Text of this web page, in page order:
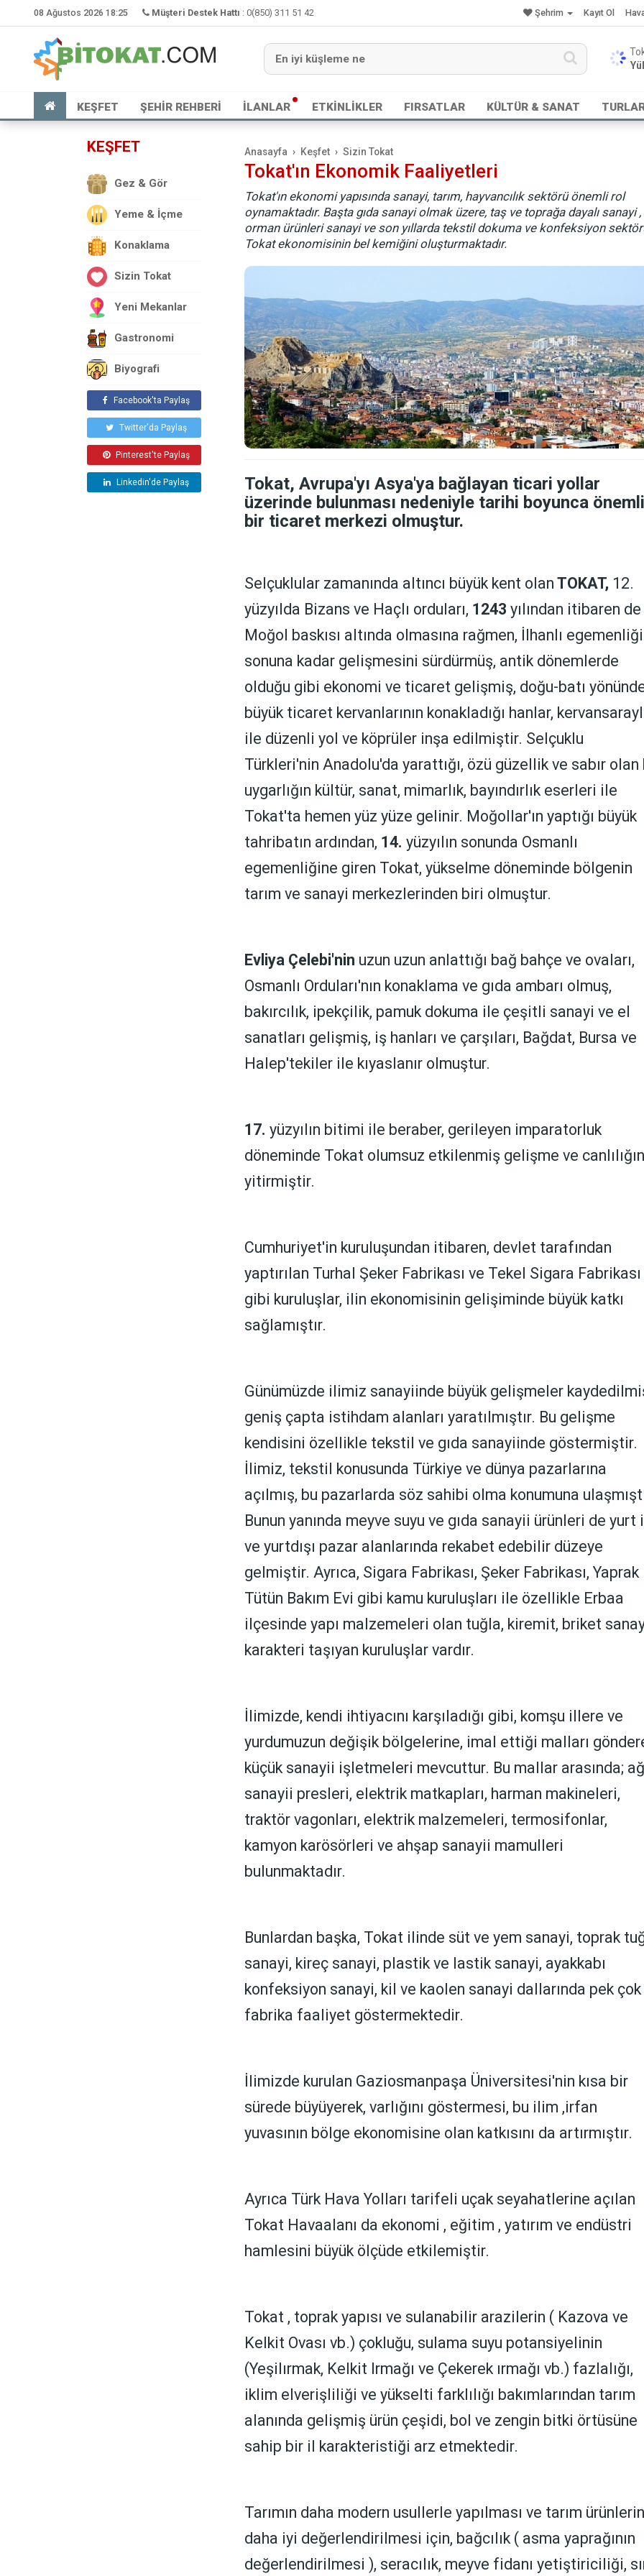
08 Ağustos 2026 18:25 Müşteri Destek Hattı :0(850) 311 51 42 Şehrim Kayıt Ol
KEŞFET ŞEHİR REHBERİ İLANLAR ETKİNLİKLER FIRSATLAR KÜLTÜR & SANAT
KEŞFET
Gez & Gör
Yeme & İçme
Konaklama
Sizin Tokat
Yeni Mekanlar
Gastronomi
Biyografi
Facebook'ta Paylaş
Twitter'da Paylaş
Pinterest'te Paylaş
Linkedin'de Paylaş
Anasayfa Keşfet Sizin Tokat
Tokat'ın Ekonomik Faaliyetleri
Tokat'ın ekonomi yapısında sanayi, tarım, hayvancılık sektörü önemli rol
oynamaktadır. Başta gıda sanayi olmak üzere, taş ve toprağa dayalı sanayi ,
orman ürünleri sanayi ve son yıllarda tekstil dokuma ve konfeksiyon
Tokat ekonomisinin bel kemiğini oluşturmaktadır.
Tokat, Avrupa'yı Asya'ya bağlayan ticari yollar
üzerinde bulunması nedeniyle tarihi boyunca önemli
bir ticaret merkezi olmuştur.
Selçuklular zamanında altıncı büyük kent olan TOKAT, 12.
yüzyılda Bizans ve Haçlı orduları, 1243 yılından itibaren de
Moğol baskısı altında olmasına rağmen, İlhanlı egemenliği
sonuna kadar gelişmesini sürdürmüş, antik dönemlerde
olduğu gibi ekonomi ve ticaret gelişmiş, doğu-batı
büyük ticaret kervanlarının konakladığı hanlar,
ile düzenli yol ve köprüler inşa edilmiştir. Selçuklu
Türkleri'nin Anadolu'da yarattığı, özü güzellik ve sabır olan
uygarlığın kültür, sanat, mimarlık, bayındırlık eserleri ile
Tokat'ta hemen yüz yüze gelinir. Moğollar'ın yaptığı büyük
tahribatın ardından, 14. yüzyılın sonunda Osmanlı
egemenliğine giren Tokat, yükselme döneminde bölgenin
tarım ve sanayi merkezlerinden biri olmuştur.
Evliya Çelebi'nin uzun uzun anlattığı bağ bahçe ve ovaları,
Osmanlı Orduları'nın konaklama ve gıda ambarı olmuş,
bakırcılık, ipekçilik, pamuk dokuma ile çeşitli sanayi ve el
sanatları gelişmiş, iş hanları ve çarşıları, Bağdat, Bursa ve
Halep'tekiler ile kıyaslanır olmuştur.
17. yüzyılın bitimi ile beraber, gerileyen imparatorluk
döneminde Tokat olumsuz etkilenmiş gelişme ve
yitirmiştir.
Cumhuriyet'in kuruluşundan itibaren, devlet tarafından
yaptırılan Turhal Şeker Fabrikası ve Tekel Sigara Fabrikası
gibi kuruluşlar, ilin ekonomisinin gelişiminde büyük katkı
sağlamıştır.
Günümüzde ilimiz sanayiinde büyük gelişmeler
geniş çapta istihdam alanları yaratılmıştır. Bu gelişme
kendisini özellikle tekstil ve gıda sanayiinde göstermiştir.
İlimiz, tekstil konusunda Türkiye ve dünya pazarlarına
açılmış, bu pazarlarda söz sahibi olma konumuna
Bunun yanında meyve suyu ve gıda sanayii ürünleri de yurt
ve yurtdışı pazar alanlarında rekabet edebilir düzeye
gelmiştir. Ayrıca, Sigara Fabrikası, Şeker Fabrikası, Yaprak
Tütün Bakım Evi gibi kamu kuruluşları ile özellikle Erbaa
ilçesinde yapı malzemeleri olan tuğla, kiremit, briket
karakteri taşıyan kuruluşlar vardır.
İlimizde, kendi ihtiyacını karşıladığı gibi, komşu illere ve
yurdumuzun değişik bölgelerine, imal ettiği malları
küçük sanayii işletmeleri mevcuttur. Bu mallar arasında;
sanayii presleri, elektrik matkapları, harman makineleri,
traktör vagonları, elektrik malzemeleri, termosifonlar,
kamyon karösörleri ve ahşap sanayii mamulleri
bulunmaktadır.
Bunlardan başka, Tokat ilinde süt ve yem sanayi, toprak
sanayi, kireç sanayi, plastik ve lastik sanayi, ayakkabı
konfeksiyon sanayi, kil ve kaolen sanayi dallarında pek çok
fabrika faaliyet göstermektedir.
İlimizde kurulan Gaziosmanpaşa Üniversitesi'nin kısa bir
sürede büyüyerek, varlığını göstermesi, bu ilim ,irfan
yuvasının bölge ekonomisine olan katkısını da artırmıştır.
Ayrıca Türk Hava Yolları tarifeli uçak seyahatlerine açılan
Tokat Havaalanı da ekonomi , eğitim , yatırım ve endüstri
hamlesini büyük ölçüde etkilemiştir.
Tokat , toprak yapısı ve sulanabilir arazilerin ( Kazova ve
Kelkit Ovası vb.) çokluğu, sulama suyu potansiyelinin
(Yeşilırmak, Kelkit Irmağı ve Çekerek ırmağı vb.) fazlalığı,
iklim elverişliliği ve yükselti farklılığı bakımlarından tarım
alanında gelişmiş ürün çeşidi, bol ve zengin bitki örtüsüne
sahip bir il karakteristiği arz etmektedir.
Tarımın daha modern usullerle yapılması ve tarım
daha iyi değerlendirilmesi için, bağcılık ( asma yaprağının
değerlendirilmesi ), seracılık, meyve fidanı yetiştiriciliği,